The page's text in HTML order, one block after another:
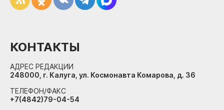
КОНТАКТЫ
АДРЕС РЕДАКЦИИ
248000, г. Калуга, ул. Космонавта Комарова, д. 36
ТЕЛЕФОН/ФАКС
+7(4842)79-04-54